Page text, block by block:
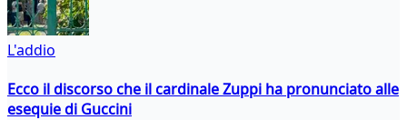
L'addio
Ecco il discorso che il cardinale Zuppi ha pronunciato alle
esequie di Guccini